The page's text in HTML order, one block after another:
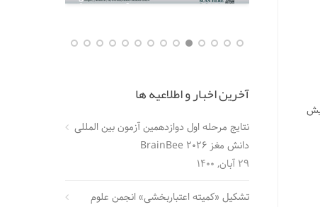
پیش
آخرین اخبار و اطلاعیه ها
نتایج مرحله اول دوازدهمین آزمون بین المللی
دانش مغز BrainBee 2026
29 آبان, 1400
تشکیل «کمیته اعتباربخشی» انجمن علوم